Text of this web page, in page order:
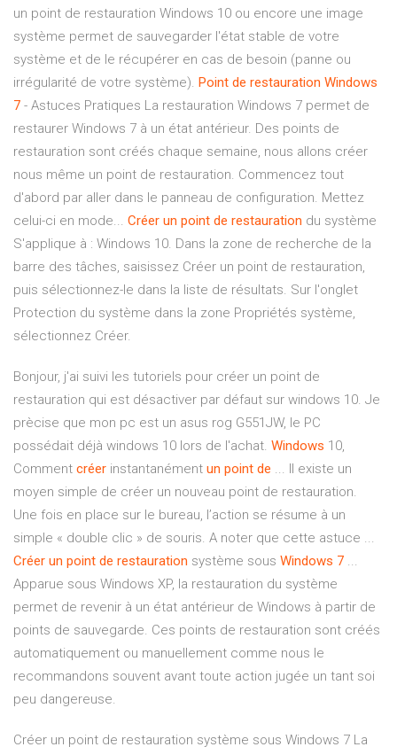
un point de restauration Windows 10 ou encore une image
système permet de sauvegarder l'état stable de votre
système et de le récupérer en cas de besoin (panne ou
irrégularité de votre système). Point de restauration Windows
7 - Astuces Pratiques La restauration Windows 7 permet de
restaurer Windows 7 à un état antérieur. Des points de
restauration sont créés chaque semaine, nous allons créer
nous même un point de restauration. Commencez tout
d'abord par aller dans le panneau de configuration. Mettez
celui-ci en mode... Créer un point de restauration du système
S'applique à : Windows 10. Dans la zone de recherche de la
barre des tâches, saisissez Créer un point de restauration,
puis sélectionnez-le dans la liste de résultats. Sur l'onglet
Protection du système dans la zone Propriétés système,
sélectionnez Créer.
Bonjour, j'ai suivi les tutoriels pour créer un point de
restauration qui est désactiver par défaut sur windows 10. Je
prècise que mon pc est un asus rog G551JW, le PC
possédait déjà windows 10 lors de l'achat. Windows 10,
Comment créer instantanément un point de ... Il existe un
moyen simple de créer un nouveau point de restauration.
Une fois en place sur le bureau, l’action se résume à un
simple « double clic » de souris. A noter que cette astuce ...
Créer un point de restauration système sous Windows 7 ...
Apparue sous Windows XP, la restauration du système
permet de revenir à un état antérieur de Windows à partir de
points de sauvegarde. Ces points de restauration sont créés
automatiquement ou manuellement comme nous le
recommandons souvent avant toute action jugée un tant soi
peu dangereuse.
Créer un point de restauration système sous Windows 7 La